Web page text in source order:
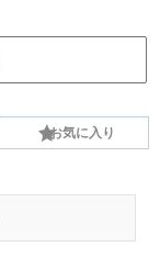
お気に入り